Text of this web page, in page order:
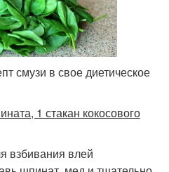
смузи в свое диетическое
1 стакан кокосового
взбивания влей